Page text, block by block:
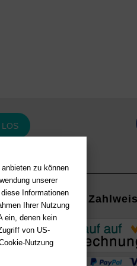
zu können
unserer
Informationen
Ihrer Nutzung
ein, denen kein
von US-
Nutzung
LOS
mit